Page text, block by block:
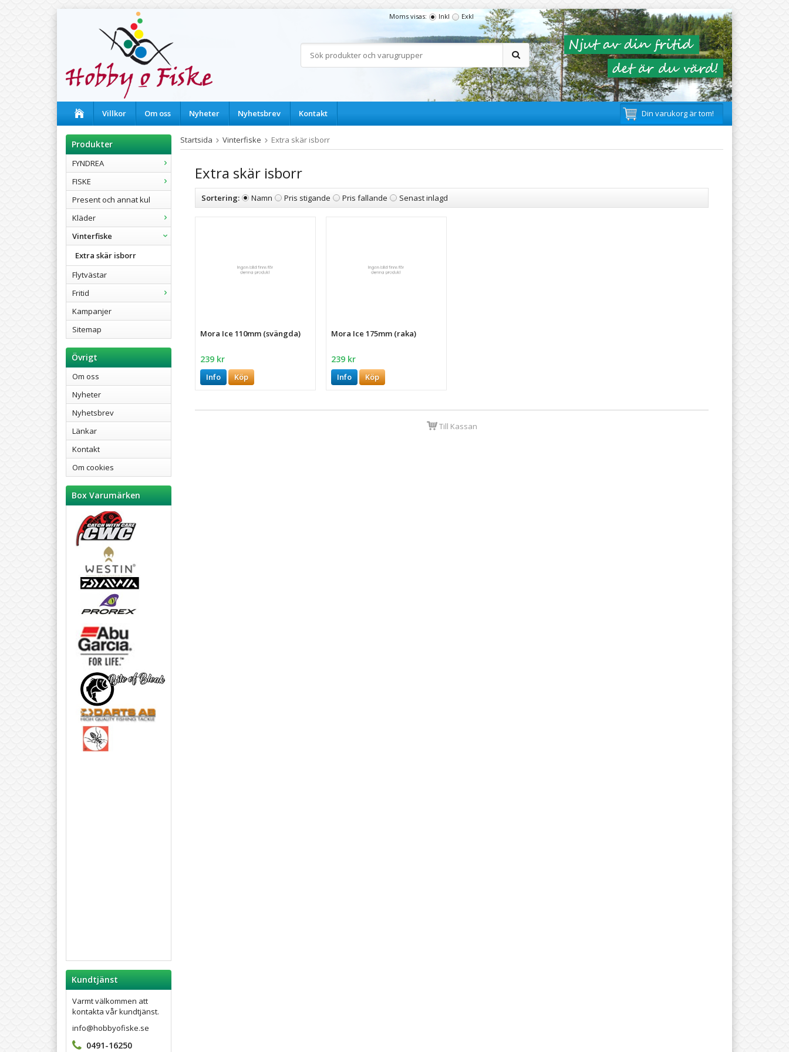
Moms visas: Inkl Exkl
Villkor Om oss Nyheter Nyhetsbrev Kontakt Din varukorg är tom!
Produkter
FYNDREA
FISKE
Present och annat kul
Kläder
Vinterfiske
Extra skär isborr
Flytvästar
Fritid
Kampanjer
Sitemap
Övrigt
Om oss
Nyheter
Nyhetsbrev
Länkar
Kontakt
Om cookies
Box Varumärken
Kundtjänst
Varmt välkommen att
kontakta vår kundtjänst.
info@hobbyofiske.se
0491-16250
Startsida Vinterfiske Extra skär isborr
Extra skär isborr
Sortering: Namn Pris stigande Pris fallande Senast inlagd
Mora Ice 110mm (svängda)
239 kr
Info Köp
Mora Ice 175mm (raka)
239 kr
Info Köp
Till Kassan